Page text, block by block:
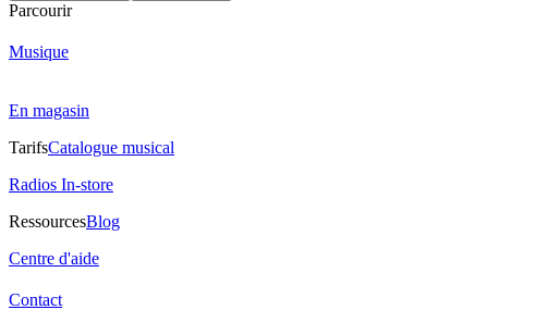
Parcourir
Musique
En magasin
TarifsCatalogue musical
Radios In-store
RessourcesBlog
Centre d'aide
Contact